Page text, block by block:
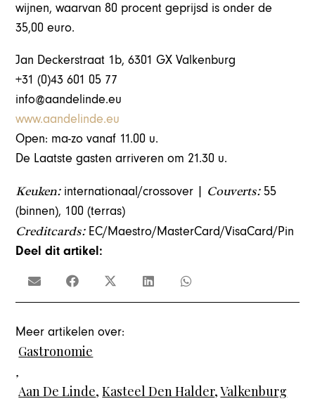
wijnen, waarvan 80 procent geprijsd is onder de
35,00 euro.
Jan Deckerstraat 1b, 6301 GX Valkenburg
+31 (0)43 601 05 77
info@aandelinde.eu
www.aandelinde.eu
Open: ma-zo vanaf 11.00 u.
De Laatste gasten arriveren om 21.30 u.
Keuken:internationaal/crossover | Couverts:55
(binnen), 100 (terras)
Creditcards:EC/Maestro/MasterCard/VisaCard/Pin
Deel dit artikel:
Meer artikelen over:
Gastronomie
,
Aan De Linde,Kasteel Den Halder,Valkenburg